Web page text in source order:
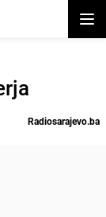
Radiosarajevo.ba